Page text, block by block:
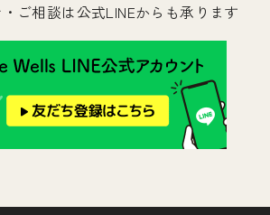
ご相談は公式LINEからも承ります